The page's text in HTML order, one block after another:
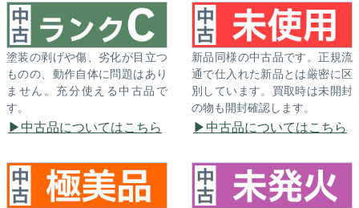
塗装の剥げや傷、劣化が目立つ
ものの、動作自体に問題はあり
ません。充分使える中古品で
す。
中古品についてはこちら
新品同様の中古品です。正規流
通で仕入れた新品とは厳密に区
別しています。買取時は未開封
の物も開封確認します。
中古品についてはこちら